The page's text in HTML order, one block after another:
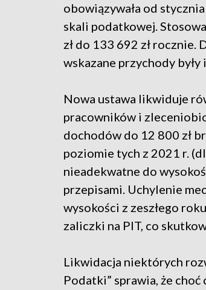
obowiązywała od
skali podatkowej.
zł do 133 692 zł rocznie.
wskazane przychody
Nowa ustawa likwiduje
pracowników i
dochodów do 12 800 zł
poziomie tych z 2021 r.
nieadekwatne do
przepisami. Uchylenie
wysokości z zeszłego
zaliczki na PIT, co
Likwidacja niektórych
Podatki” sprawia, że